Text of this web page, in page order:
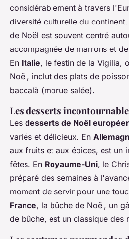
considérablement à travers
diversité culturelle du continent.
de Noël est souvent centré
accompagnée de marrons et
En Italie, le festin de la Vigilia,
Noël, inclut des plats de
baccalà (morue salée).
Les desserts
Les desserts de Noël
variés et délicieux. En
aux fruits et aux épices, est un
fêtes. En Royaume-Uni, le
préparé des semaines à
moment de servir pour une
France, la bûche de Noël, un
de bûche, est un classique des